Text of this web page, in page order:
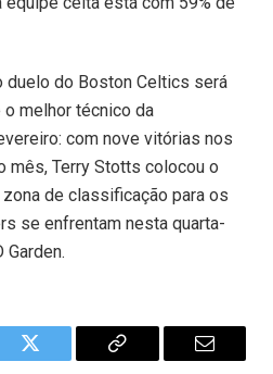
duelo do Boston Celtics será
melhor técnico da
com nove vitórias nos
mês, Terry Stotts colocou o
de classificação para os
se enfrentam nesta quarta-
Garden.
Twitter
Copiar
E-